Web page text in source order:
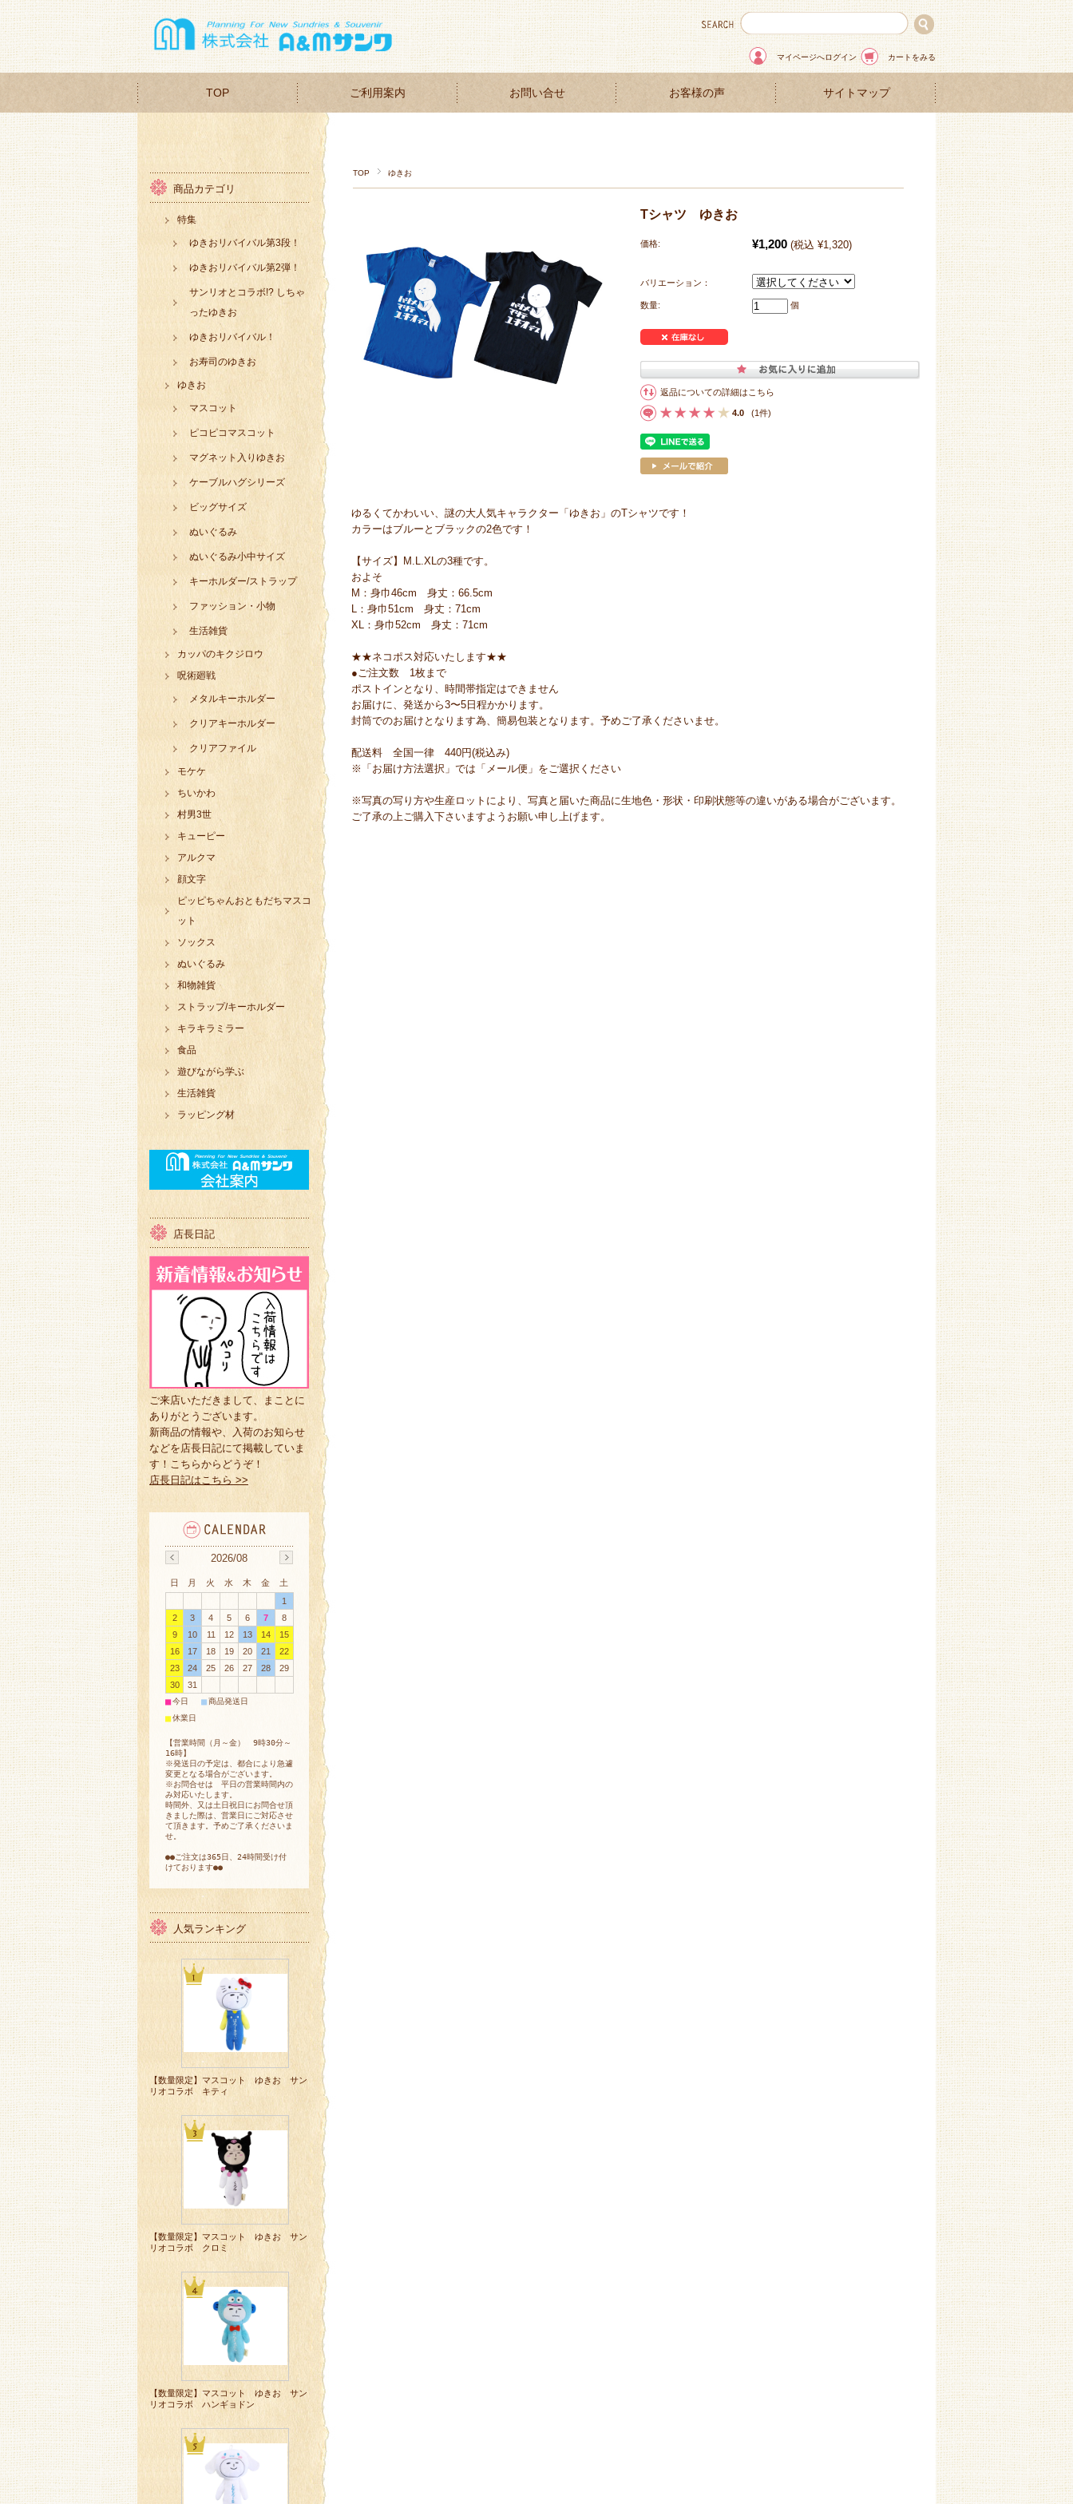
マイページへログイン カートをみる
TOP ご利用案内 お問い合せ お客様の声 サイトマップ
TOP ゆきお
Tシャツ ゆきお
価格: ¥1,200 (税込 ¥1,320)
バリエーション：
数量: 個
返品についての詳細はこちら
4.0 (1件)
ゆるくてかわいい、謎の大人気キャラクター「ゆきお」のTシャツです！
カラーはブルーとブラックの2色です！
【サイズ】M.L.XLの3種です。
およそ
M：身巾46cm 身丈：66.5cm
L：身巾51cm 身丈：71cm
XL：身巾52cm 身丈：71cm
★★ネコポス対応いたします★★
●ご注文数 1枚まで
ポストインとなり、時間帯指定はできません
お届けに、発送から3〜5日程かかります。
封筒でのお届けとなります為、簡易包装となります。予めご了承くださいませ。
配送料 全国一律 440円(税込み)
※「お届け方法選択」では「メール便」をご選択ください
※写真の写り方や生産ロットにより、写真と届いた商品に生地色・形状・印刷状態等の違いがある場合がございます。
ご了承の上ご購入下さいますようお願い申し上げます。
商品カテゴリ
特集
ゆきおリバイバル第3段！
ゆきおリバイバル第2弾！
サンリオとコラボ!? しちゃ
ったゆきお
ゆきおリバイバル！
お寿司のゆきお
ゆきお
マスコット
ピコピコマスコット
マグネット入りゆきお
ケーブルハグシリーズ
ビッグサイズ
ぬいぐるみ
ぬいぐるみ小中サイズ
キーホルダー/ストラップ
ファッション・小物
生活雑貨
カッパのキクジロウ
呪術廻戦
メタルキーホルダー
クリアキーホルダー
クリアファイル
モケケ
ちいかわ
村男3世
キューピー
アルクマ
顔文字
ピッピちゃんおともだちマスコ
ット
ソックス
ぬいぐるみ
和物雑貨
ストラップ/キーホルダー
キラキラミラー
食品
遊びながら学ぶ
生活雑貨
ラッピング材
店長日記
ご来店いただきまして、まことに
ありがとうございます。
新商品の情報や、入荷のお知らせ
などを店長日記にて掲載していま
す！こちらからどうぞ！
店長日記はこちら >>
2026/08
日 月 火 水 木 金
土
1
2
3 4 5 6 7
8
9
10 11 12 13 14
15
16
17 18 19 20 21
22
23
24 25 26 27 28
29
30
31
■今日 ■商品発送日
■休業日
【営業時間（月～金） 9時30分～
16時】
※発送日の予定は、都合により急遽
変更となる場合がございます。
※お問合せは 平日の営業時間内の
み対応いたします。
時間外、又は土日祝日にお問合せ頂
きました際は、営業日にご対応させ
て頂きます。予めご了承くださいま
せ。
●●ご注文は365日、24時間受け付
けております●●
人気ランキング
【数量限定】マスコット ゆきお サン
リオコラボ キティ
【数量限定】マスコット ゆきお サン
リオコラボ クロミ
【数量限定】マスコット ゆきお サン
リオコラボ ハンギョドン